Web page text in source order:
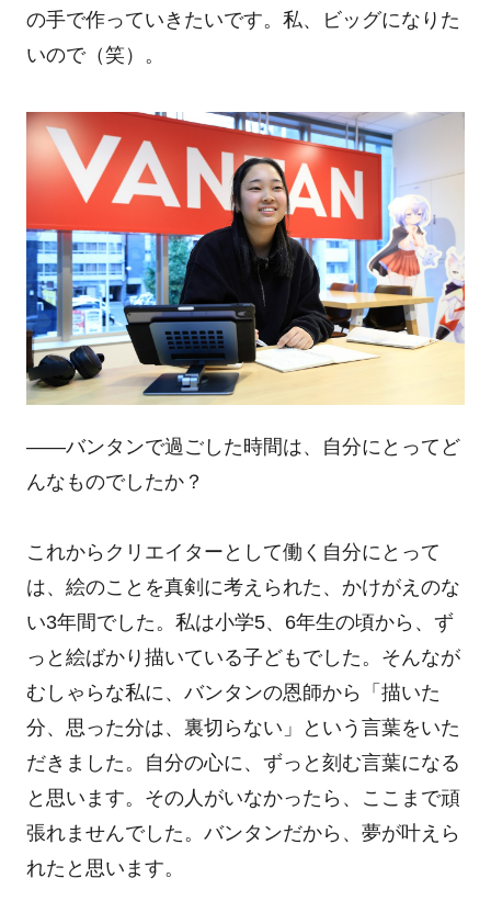
の手で作っていきたいです。私、ビッグになりた
いので（笑）。
――バンタンで過ごした時間は、自分にとってど
んなものでしたか？
これからクリエイターとして働く自分にとって
は、絵のことを真剣に考えられた、かけがえのな
い3年間でした。私は小学5、6年生の頃から、ず
っと絵ばかり描いている子どもでした。そんなが
むしゃらな私に、バンタンの恩師から「描いた
分、思った分は、裏切らない」という言葉をいた
だきました。自分の心に、ずっと刻む言葉になる
と思います。その人がいなかったら、ここまで頑
張れませんでした。バンタンだから、夢が叶えら
れたと思います。